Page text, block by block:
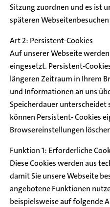
Sitzung zuordnen und es ist
späteren
Art 2: Persistent-Cookies
Auf unserer Webseite
eingesetzt. Persistent-
längeren Zeitraum in Ihrem
und Informationen an uns
Speicherdauer unterscheidet
können Persistent- Cookies
Browsereinstellungen
Funktion 1: Erforderliche
Diese Cookies werden aus
damit Sie unsere Webseite
angebotene Funktionen
beispielsweise auf folgende